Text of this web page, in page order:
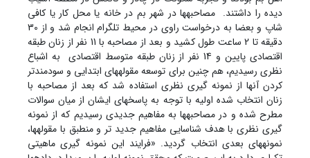
دیده را داشتند. مصاحبه‏ها در شهر بم در خانه یا محل کار یا کافی
شاپ و بعضا به درخواست راوی در محیط تلگرام انجام شد و از 30
دقیقه تا 2 ساعت طول کشید و بعد از مصاحبه با 11 نفر از زنان طبقه
اقتصادی پایین و 14 نفر از زنان طبقه متوسط اقتصادی به اشباع
نظری رسیدیم، هم چنین برای توسعه مقوله‏های ابتدایی و سودمندتر
کردن آن‏ها از نمونه گیری نظری استفاده شد که بعد از مصاحبه با
زنان انتخاب شده اولیه با توجه به پاسخ‏های ایشان از میان سوالات
مطرح شده و در مصاحبه‏ها به مفاهیم جدیدی رسیدیم که از نمونه
گیری نظری با هدف شناسایی مفاهیم جدید تر و منطبق با مقوله‏ها،
نمونه‏های بعدی انتخاب گردید. «فرایند این نمونه گیری ماهیتی